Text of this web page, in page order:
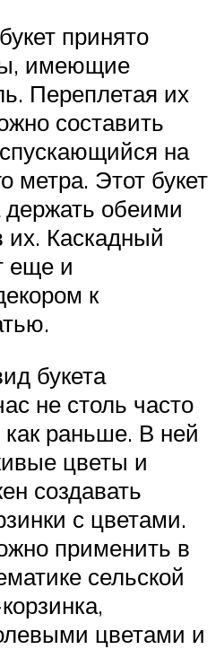
принято
имеющие
Переплетая их
составить
на
метра. Этот букет
обеими
их. Каскадный
еще и
к
букета
не столь часто
раньше. В ней
цветы и
создавать
с цветами.
применить в
сельской
цветами и